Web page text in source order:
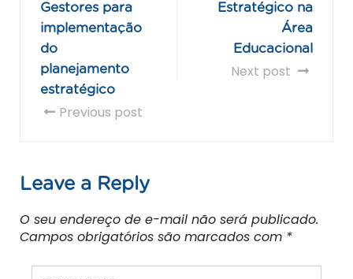
Gestores para
implementação
do
planejamento
estratégico
Previous post
Estratégico na
Área
Educacional
Next post
Leave a Reply
O seu endereço de e-mail não será publicado.
Campos obrigatórios são marcados com *